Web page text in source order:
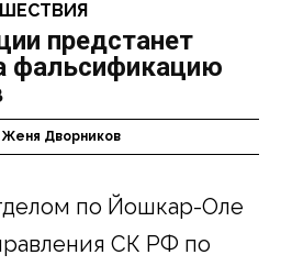
предстанет
фальсификацию
Женя Дворников
по Йошкар-Оле
СК РФ по